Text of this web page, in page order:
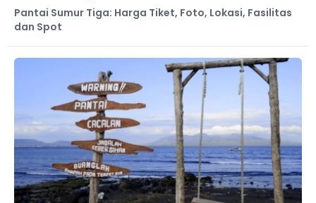
Pantai Sumur Tiga: Harga Tiket, Foto, Lokasi, Fasilitas
dan Spot